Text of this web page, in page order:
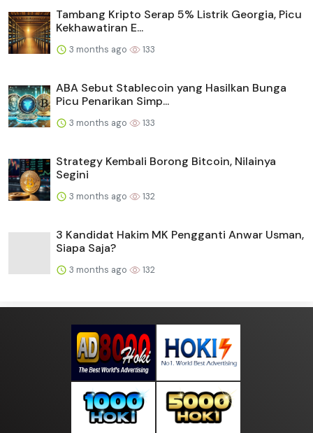
Tambang Kripto Serap 5% Listrik Georgia, Picu
Kekhawatiran E...
3 months ago 133
ABA Sebut Stablecoin yang Hasilkan Bunga
Picu Penarikan Simp...
3 months ago 133
Strategy Kembali Borong Bitcoin, Nilainya
Segini
3 months ago 132
3 Kandidat Hakim MK Pengganti Anwar Usman,
Siapa Saja?
3 months ago 132